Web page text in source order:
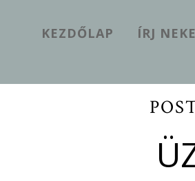
KEZDŐLAP ÍRJ